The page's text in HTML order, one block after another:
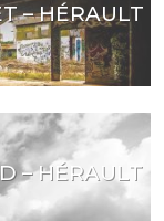
– HÉRAULT
– HÉRAULT